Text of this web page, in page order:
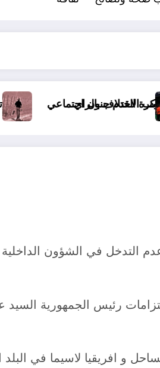
تأويل الصدمات بين
التدخل في الشؤون
رئيس الجمهورية السيد
و افريقيا لاسيما في البلد